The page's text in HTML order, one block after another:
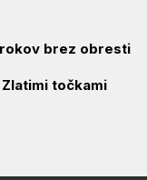
brez obresti
točkami